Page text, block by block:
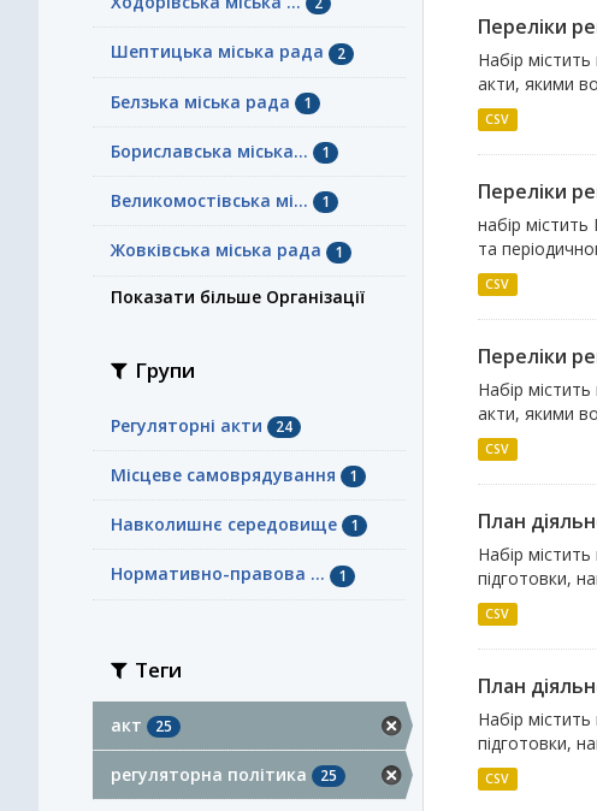
Шептицька міська рада 2
Белзька міська рада 1
Бориславська міська... 1
Великомостівська мі... 1
Жовківська міська рада 1
Показати більше Організації
Групи
Регуляторні акти 24
Місцеве самоврядування 1
Навколишнє середовище 1
Нормативно-правова ... 1
Теги
акт 25
регуляторна політика 25
Переліки
Набір
акти, якими
CSV
Переліки
набір
та
CSV
Переліки
Набір
акти, якими
CSV
План
Набір
підготовки,
CSV
План
Набір
підготовки,
CSV